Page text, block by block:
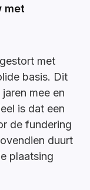
met
met
basis. Dit
mee en
is dat een
de fundering
duurt
plaatsing